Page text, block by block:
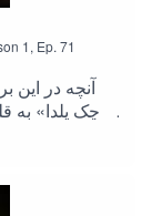
1, Ep. 71
آنچه در این
کوچک یلدا» به
صفوی /
آهنگ از
صفوی /